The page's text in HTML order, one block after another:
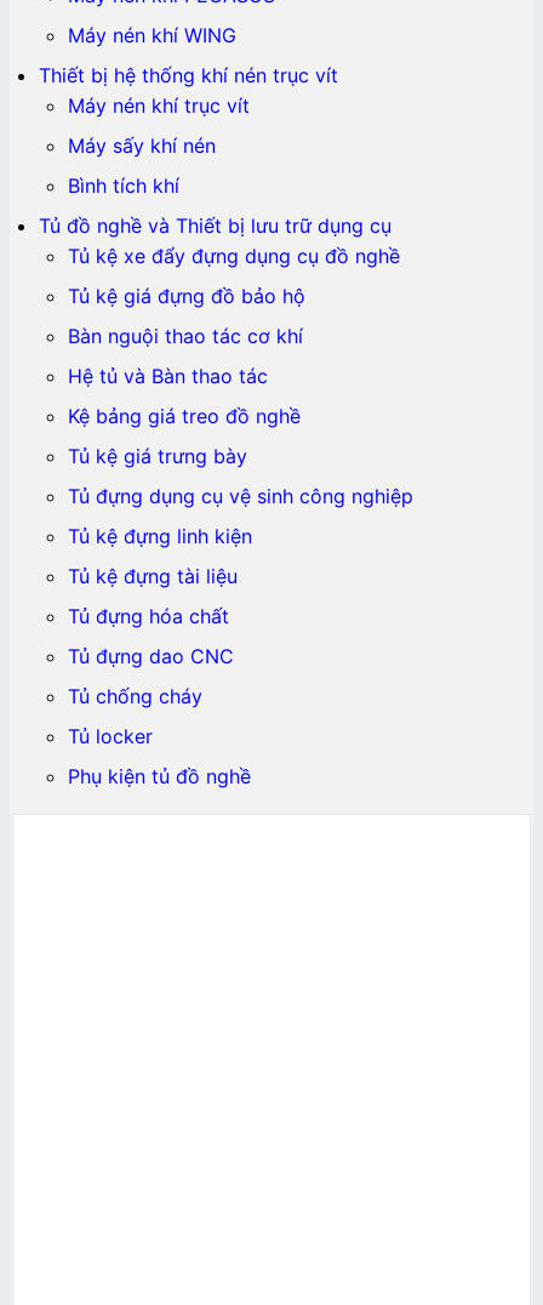
Máy nén khí WING
Thiết bị hệ thống khí nén trục vít
Máy nén khí trục vít
Máy sấy khí nén
Bình tích khí
Tủ đồ nghề và Thiết bị lưu trữ dụng cụ
Tủ kệ xe đẩy đựng dụng cụ đồ nghề
Tủ kệ giá đựng đồ bảo hộ
Bàn nguội thao tác cơ khí
Hệ tủ và Bàn thao tác
Kệ bảng giá treo đồ nghề
Tủ kệ giá trưng bày
Tủ đựng dụng cụ vệ sinh công nghiệp
Tủ kệ đựng linh kiện
Tủ kệ đựng tài liệu
Tủ đựng hóa chất
Tủ đựng dao CNC
Tủ chống cháy
Tủ locker
Phụ kiện tủ đồ nghề